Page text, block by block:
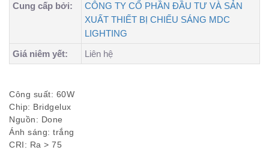
Cung cấp bởi:
CÔNG TY CỔ PHẦN ĐẦU TƯ VÀ SẢN
XUẤT THIẾT BỊ CHIẾU SÁNG MDC
LIGHTING
Giá niêm yết:
Liên hệ
Công suất: 60W
Chip: Bridgelux
Nguồn: Done
Ánh sáng: trắng
CRI: Ra > 75